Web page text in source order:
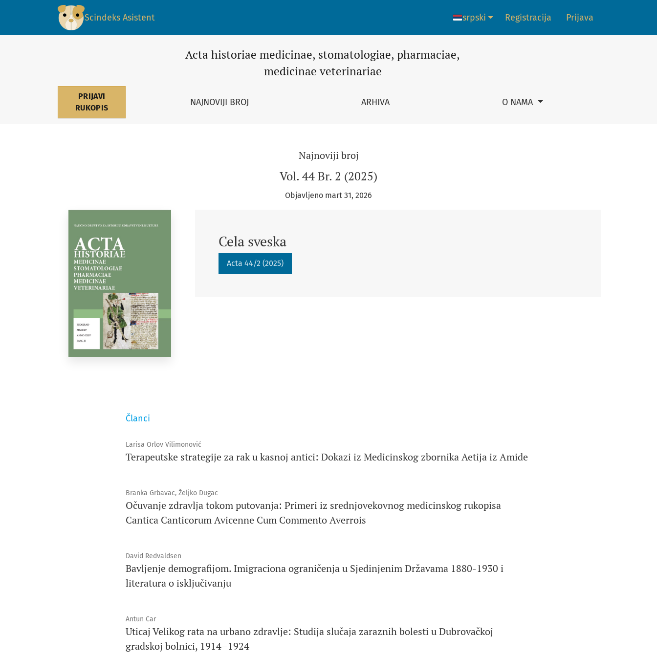
Acta historiae medicinae, stomatologiae, pharmaciae, medicinae veterinariae
Scindeks Asistent
Acta historiae medicinae, stomatologiae, pharmaciae,
medicinae veterinariae
PRIJAVI
RUKOPIS
NAJNOVIJI BROJ ARHIVA O NAMA
Promena jezika. Trenutni jezik je:
srpski Registracija Prijava
Najnoviji broj
Vol. 44 Br. 2 (2025)
Objavljeno mart 31, 2026
Cela sveska
Acta 44/2 (2025)
Članci
Larisa Orlov Vilimonović
Terapeutske strategije za rak u kasnoj antici: Dokazi iz Medicinskog zbornika Aetija iz Amide
Branka Grbavac, Željko Dugac
Očuvanje zdravlja tokom putovanja: Primeri iz srednjovekovnog medicinskog rukopisa
Cantica Canticorum Avicenne Cum Commento Averrois
David Redvaldsen
Bavljenje demografijom. Imigraciona ograničenja u Sjedinjenim Državama 1880-1930 i
literatura o isključivanju
Antun Car
Uticaj Velikog rata na urbano zdravlje: Studija slučaja zaraznih bolesti u Dubrovačkoj
gradskoj bolnici, 1914–1924